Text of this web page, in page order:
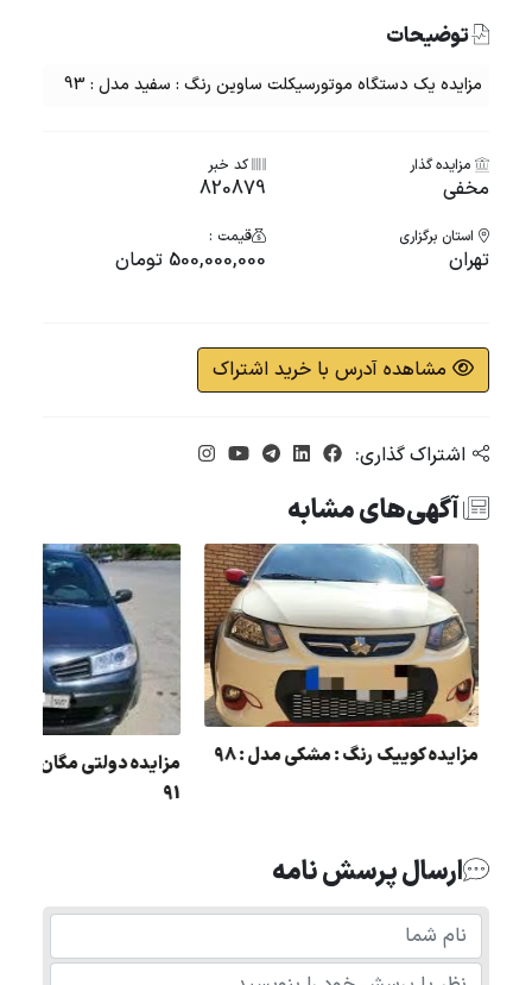
توضیحات
مزایده یک دستگاه موتورسیکلت ساوین رنگ : سفید مدل : 93
مزایده گذار
مخفی
کد خبر
820879
استان برگزاری
تهران
قیمت :
500,000,000 تومان
مشاهده آدرس با خرید اشتراک
اشتراک گذاری:
آگهی‌های مشابه
مزایده دولتی مگان
91
مزایده کوییک رنگ : مشکی مدل : 98
ارسال پرسش نامه